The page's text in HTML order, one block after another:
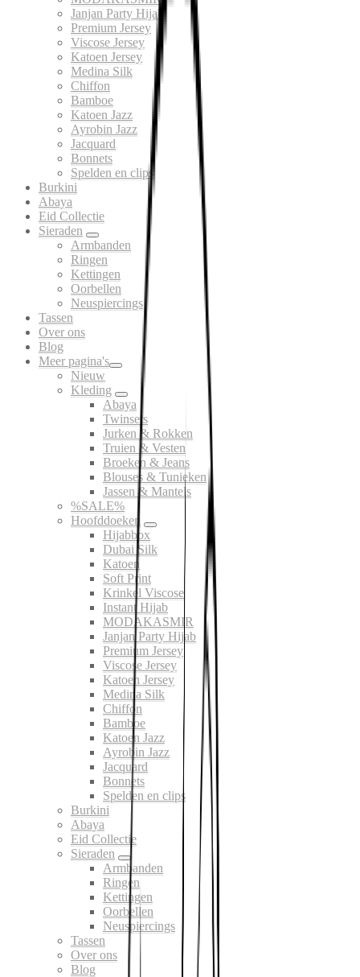
Janjan Party Hijab
Premium Jersey
Viscose Jersey
Katoen Jersey
Medina Silk
Chiffon
Bamboe
Katoen Jazz
Ayrobin Jazz
Jacquard
Bonnets
Spelden en clips
Burkini
Abaya
Eid Collectie
Sieraden
Armbanden
Ringen
Kettingen
Oorbellen
Neuspiercings
Tassen
Over ons
Blog
Meer pagina's
Nieuw
Kleding
Abaya
Twinsets
Jurken & Rokken
Truien & Vesten
Broeken & Jeans
Blouses & Tunieken
Jassen & Mantels
%SALE%
Hoofddoeken
Hijabbox
Dubai Silk
Katoen
Soft Print
Krinkel Viscose
Instant Hijab
MODAKASMIR
Janjan Party Hijab
Premium Jersey
Viscose Jersey
Katoen Jersey
Medina Silk
Chiffon
Bamboe
Katoen Jazz
Ayrobin Jazz
Jacquard
Bonnets
Spelden en clips
Burkini
Abaya
Eid Collectie
Sieraden
Armbanden
Ringen
Kettingen
Oorbellen
Neuspiercings
Tassen
Over ons
Blog